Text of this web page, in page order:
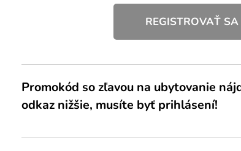
REGISTROVAŤ SA
Promokód so zľavou na ubytovanie
odkaz nižšie, musíte byť prihlásení!